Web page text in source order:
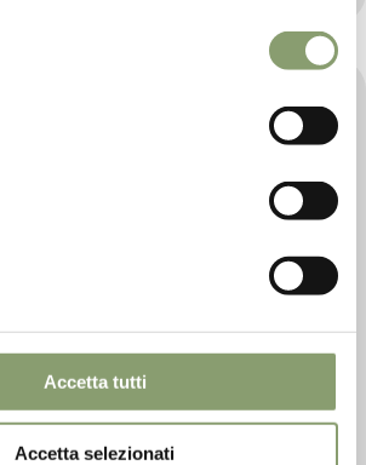
Accetta tutti
Accetta selezionati